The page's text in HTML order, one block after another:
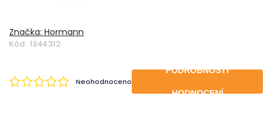
Značka: Hormann
Kód: 1344312
Neohodnoceno
PODROBNOSTI
HODNOCENÍ